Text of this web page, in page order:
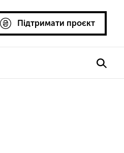
Підтримати проєкт